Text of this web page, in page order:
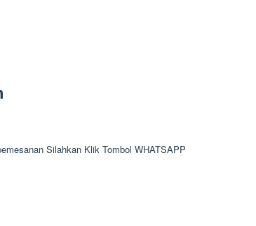
Silahkan Klik Tombol WHATSAPP